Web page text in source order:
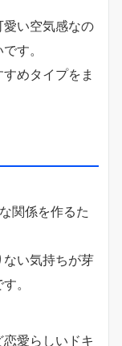
い空気感なの
す。
めタイプをま
関係を作るた
い気持ちが芽
。
愛らしいドキ